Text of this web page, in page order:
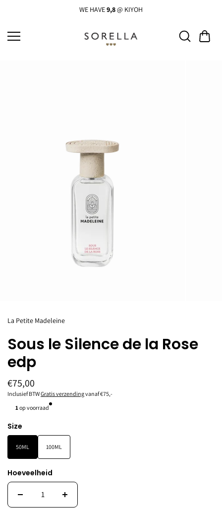
WE HAVE9,8@ KIYOH
La Petite Madeleine
Sous le Silence de la Rose
edp
€75,00
Inclusief BTWGratis verzendingvanaf €75,-
1op voorraad
Size
50ML 100ML
Hoeveelheid